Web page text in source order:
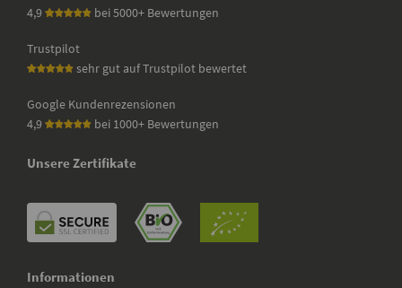
4,9
bei 5000+ Bewertungen
Trustpilot
sehr gut auf Trustpilot bewertet
Google Kundenrezensionen
4,9
bei 1000+ Bewertungen
Unsere Zertifikate
Informationen